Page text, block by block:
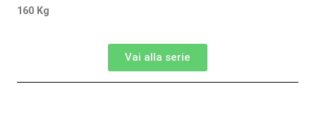
160 Kg
Vai alla serie